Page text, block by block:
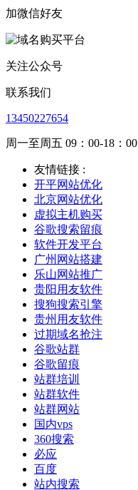
加微信好友
关注公众号
联系我们
13450227654
周一至周五 09：00-18：00
友情链接 :
开平网站优化
北京网站优化
虚拟主机购买
谷歌搜索留痕
软件开发平台
广州网站搭建
乐山网站推广
贵阳用友软件
搜狗搜索引擎
贵州用友软件
过期域名抢注
谷歌站群
谷歌留痕
站群培训
站群软件
站群网站
国内vps
360搜索
必应
百度
站内搜索